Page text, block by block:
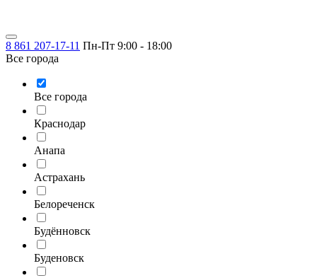
8 861 207-17-11 Пн-Пт 9:00 - 18:00
Все города
Все города
Краснодар
Анапа
Астрахань
Белореченск
Будённовск
Буденовск